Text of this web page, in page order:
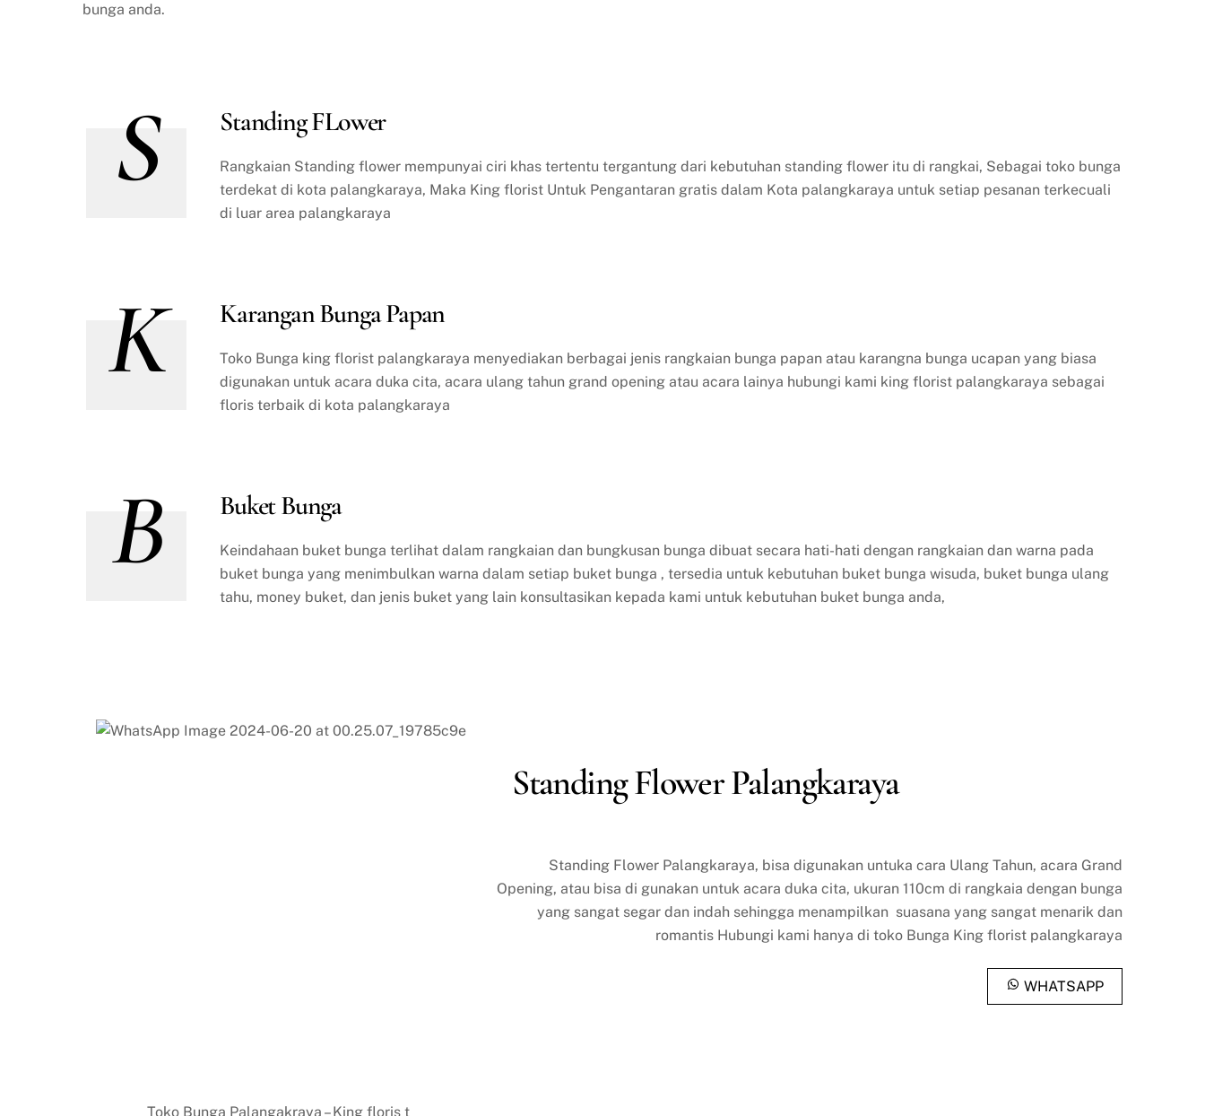
bunga anda.
S Standing FLower
Rangkaian Standing flower mempunyai ciri khas tertentu tergantung dari kebutuhan standing flower itu di rangkai, Sebagai toko bunga
terdekat di kota palangkaraya, Maka King florist Untuk Pengantaran gratis dalam Kota palangkaraya untuk setiap pesanan terkecuali
di luar area palangkaraya
K Karangan Bunga Papan
Toko Bunga king florist palangkaraya menyediakan berbagai jenis rangkaian bunga papan atau karangna bunga ucapan yang biasa
digunakan untuk acara duka cita, acara ulang tahun grand opening atau acara lainya hubungi kami king florist palangkaraya sebagai
floris terbaik di kota palangkaraya
B Buket Bunga
Keindahaan buket bunga terlihat dalam rangkaian dan bungkusan bunga dibuat secara hati-hati dengan rangkaian dan warna pada
buket bunga yang menimbulkan warna dalam setiap buket bunga , tersedia untuk kebutuhan buket bunga wisuda, buket bunga ulang
tahu, money buket, dan jenis buket yang lain konsultasikan kepada kami untuk kebutuhan buket bunga anda,
Standing Flower Palangkaraya
Standing Flower Palangkaraya, bisa digunakan untuka cara Ulang Tahun, acara Grand
Opening, atau bisa di gunakan untuk acara duka cita, ukuran 110cm di rangkaia dengan bunga
yang sangat segar dan indah sehingga menampilkan suasana yang sangat menarik dan
romantis Hubungi kami hanya di toko Bunga King florist palangkaraya
WHATSAPP
Toko Bunga Palangakraya – King floris t